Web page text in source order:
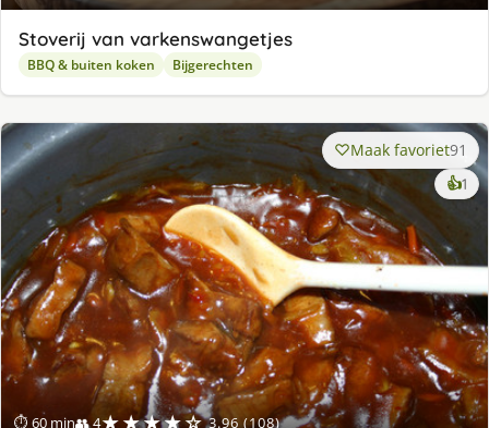
Stoverij van varkenswangetjes
BBQ & buiten koken Bijgerechten
⏱ 60 min👥 4★★★★☆ 3.96 (108)
Maak favoriet91
👍1